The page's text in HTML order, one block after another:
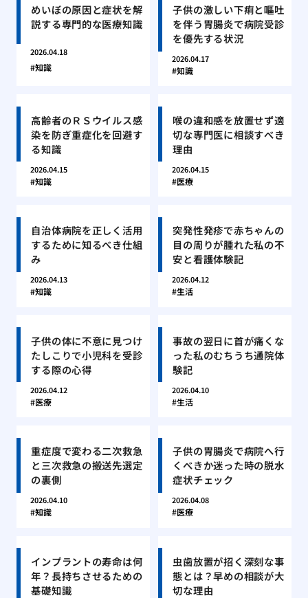
めいぼの原因と症状を解
説する専門的な医療知識
2026.04.18
知識
子供の激しい下痢と嘔吐
を伴う胃腸炎で病院受診
を優先する状況
2026.04.17
知識
高齢者のＲＳウイルス感
染を防ぎ重症化を回避す
る知識
2026.04.15
知識
喉の違和感を放置せず適
切な専門医に相談すべき
理由
2026.04.15
医療
自治体病院を正しく活用
するために知るべき仕組
み
2026.04.13
知識
突発性発疹で赤ちゃんの
目の周りが腫れた私の不
安と看護体験記
2026.04.12
生活
子供の体に不意に見つけ
たしこりで小児科を受診
する際の心得
2026.04.12
医療
事故の翌日に首が痛くな
った私のむちうち通院体
験記
2026.04.10
生活
重症度で変わる二次救急
と三次救急の搬送先選定
の裏側
2026.04.10
知識
子供の胃腸炎で病院へ行
くべきか迷った時の脱水
症状チェック
2026.04.08
医療
インプラントの寿命は何
年？長持ちさせるための
基礎知識
虫歯放置が招く深刻な事
態とは？早めの相談が大
切な理由